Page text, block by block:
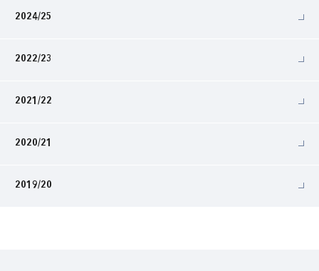
2024/25
2022/23
2021/22
2020/21
2019/20